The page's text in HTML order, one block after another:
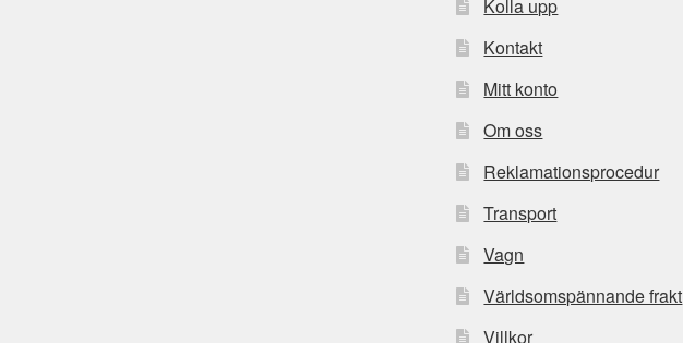
Kolla upp
Kontakt
Mitt konto
Om oss
Reklamationsprocedur
Transport
Vagn
Världsomspännande frakt
Villkor